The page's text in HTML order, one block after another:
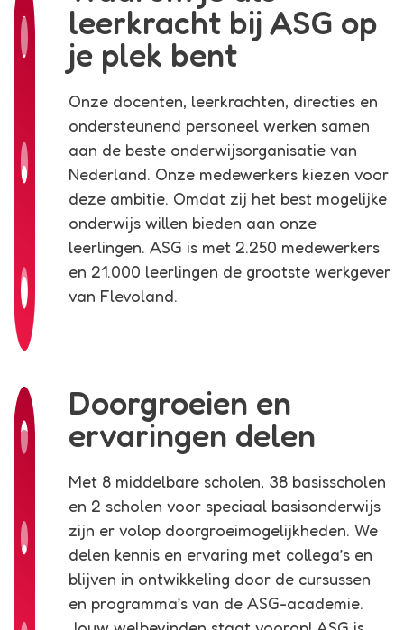
leerkracht bij ASG op
je plek bent
Onze docenten, leerkrachten, directies en
ondersteunend personeel werken samen
aan de beste onderwijsorganisatie van
Nederland. Onze medewerkers kiezen voor
deze ambitie. Omdat zij het best mogelijke
onderwijs willen bieden aan onze
leerlingen. ASG is met 2.250 medewerkers
en 21.000 leerlingen de grootste werkgever
van Flevoland.
Doorgroeien en
ervaringen delen
Met 8 middelbare scholen, 38 basisscholen
en 2 scholen voor speciaal basisonderwijs
zijn er volop doorgroeimogelijkheden. We
delen kennis en ervaring met collega’s en
blijven in ontwikkeling door de cursussen
en programma’s van de ASG-academie.